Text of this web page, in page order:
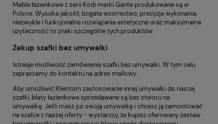
Meble łazienkowe z serii Kodi marki Gante produkowane są w
Polsce. Wysoka jakość, bogate wzornictwo, precyzja wykonania,
niezwykłe i funkcjonalne rozwiązania estetyczne oraz maksymalna
użyteczność to znaki szczególne tych produktów.
Zakup szafki bez umywalki
Istnieje możliwość zamówienia szafki bez umywalki. W tym celu
zapraszamy do kontaktu na adres mailowy.
Aby umożliwić Klientom zastosowanie innej umywalki do naszej
szafki, blaty łazienkowe sprzedawane są bez otworu na
umywalkę. Jeśli masz już swoją umywalkę i chcesz ją zamontować
na szafce z naszej oferty - wystarczy, że kupisz oferowany zestaw